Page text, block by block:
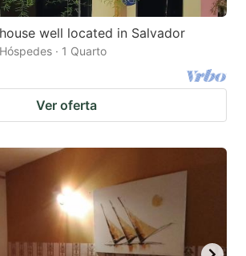
well located in Salvador
· 1 Quarto
Ver oferta